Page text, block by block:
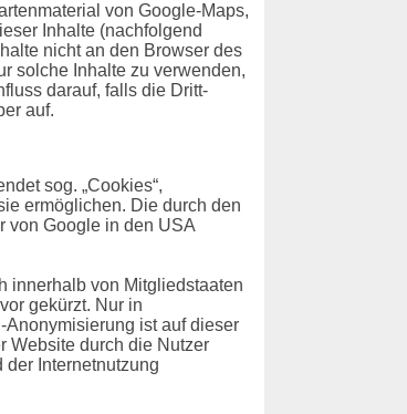
von Google-Maps,
Inhalte (nachfolgend
nicht an den Browser des
solche Inhalte zu verwenden,
darauf, falls die Dritt-
auf.
sog. „Cookies“,
ermöglichen. Die durch den
von Google in den USA
innerhalb von Mitgliedstaaten
gekürzt. Nur in
ist auf dieser
Website durch die Nutzer
Internetnutzung